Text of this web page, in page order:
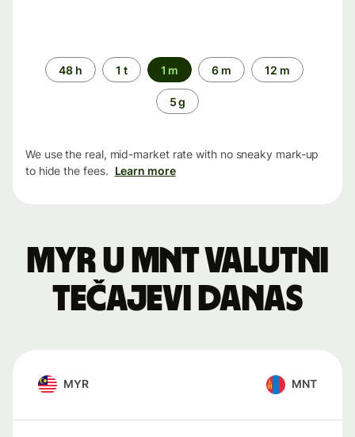
Time
period
48 h 1 t 1 m 6 m 12 m
5 g
We use the real, mid-market rate with no sneaky mark-up
to hide the fees. Learn more
MYR u MNT valutni
tečajevi danas
MYR MNT